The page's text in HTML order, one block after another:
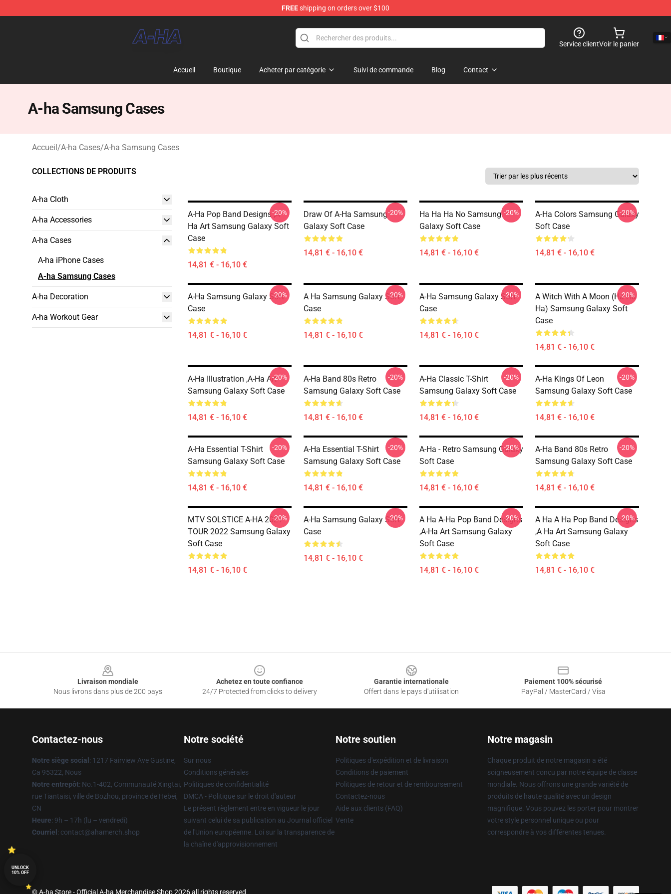
FREEshipping on orders over $100
Service clientVoir le panier
Accueil Boutique Acheter par catégorie Suivi de commande Blog Contact
A-ha Samsung Cases
Accueil/A-ha Cases/A-ha Samsung Cases
COLLECTIONS DE PRODUITS
A-ha Cloth
A-ha Accessories
A-ha Cases
A-ha iPhone Cases
A-ha Samsung Cases
A-ha Decoration
A-ha Workout Gear
A-Ha Pop Band Designs ,A-
Ha Art Samsung Galaxy Soft
Case
14,81 € - 16,10 €
-20%
Draw Of A-Ha Samsung
Galaxy Soft Case
14,81 € - 16,10 €
-20%
Ha Ha Ha No Samsung
Galaxy Soft Case
14,81 € - 16,10 €
-20%
A-Ha Colors Samsung Galaxy
Soft Case
14,81 € - 16,10 €
-20%
A-Ha Samsung Galaxy Soft
Case
14,81 € - 16,10 €
-20%
A Ha Samsung Galaxy Soft
Case
14,81 € - 16,10 €
-20%
A-Ha Samsung Galaxy Soft
Case
14,81 € - 16,10 €
-20%
A Witch With A Moon (ha Ha
Ha) Samsung Galaxy Soft
Case
14,81 € - 16,10 €
-20%
A-Ha Illustration ,A-Ha Art
Samsung Galaxy Soft Case
14,81 € - 16,10 €
-20%
A-Ha Band 80s Retro
Samsung Galaxy Soft Case
14,81 € - 16,10 €
-20%
A-Ha Classic T-Shirt
Samsung Galaxy Soft Case
14,81 € - 16,10 €
-20%
A-Ha Kings Of Leon
Samsung Galaxy Soft Case
14,81 € - 16,10 €
-20%
A-Ha Essential T-Shirt
Samsung Galaxy Soft Case
14,81 € - 16,10 €
-20%
A-Ha Essential T-Shirt
Samsung Galaxy Soft Case
14,81 € - 16,10 €
-20%
A-Ha - Retro Samsung Galaxy
Soft Case
14,81 € - 16,10 €
-20%
A-Ha Band 80s Retro
Samsung Galaxy Soft Case
14,81 € - 16,10 €
-20%
MTV SOLSTICE A-HA 2021
TOUR 2022 Samsung Galaxy
Soft Case
14,81 € - 16,10 €
-20%
A-Ha Samsung Galaxy Soft
Case
14,81 € - 16,10 €
-20%
A Ha A-Ha Pop Band Designs
,A-Ha Art Samsung Galaxy
Soft Case
14,81 € - 16,10 €
-20%
A Ha A Ha Pop Band Designs
,a Ha Art Samsung Galaxy
Soft Case
14,81 € - 16,10 €
-20%
Livraison mondiale
Nous livrons dans plus de 200 pays
Achetez en toute confiance
24/7 Protected from clicks to delivery
Garantie internationale
Offert dans le pays d'utilisation
Paiement 100% sécurisé
PayPal / MasterCard / Visa
Contactez-nous
Notre siège social : 1217 Fairview Ave Gustine,
Ca 95322, Nous
Notre entrepôt: No.1-402, Communauté Xingtai,
rue Tiantaisi, ville de Bozhou, province de Hebei,
CN
Heure: 9h – 17h (lu – vendredi)
Courriel : contact@ahamerch.shop
Notre société
Sur nous
Conditions générales
Politiques de confidentialité
DMCA - Politique sur le droit d'auteur
Le présent règlement entre en vigueur le jour
suivant celui de sa publication au Journal officiel
de l'Union européenne. Loi sur la transparence de
la chaîne d'approvisionnement
Notre soutien
Politiques d'expédition et de livraison
Conditions de paiement
Politiques de retour et de remboursement
Contactez-nous
Aide aux clients (FAQ)
Vente
Notre magasin
Chaque produit de notre magasin a été
soigneusement conçu par notre équipe de classe
mondiale. Nous offrons une grande variété de
produits de haute qualité avec un design
magnifique. Vous pouvez les porter pour montrer
votre style personnel unique ou pour
correspondre à vos différentes tenues.
© A-ha Store - Official A-ha Merchandise Shop 2026 all rights reserved
UNLOCK
10% OFF